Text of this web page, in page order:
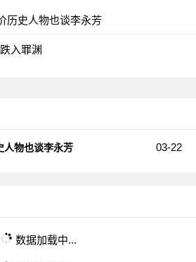
历史人物也谈李永芳
入罪渊
03-22
人物也谈李永芳
数据加载中...